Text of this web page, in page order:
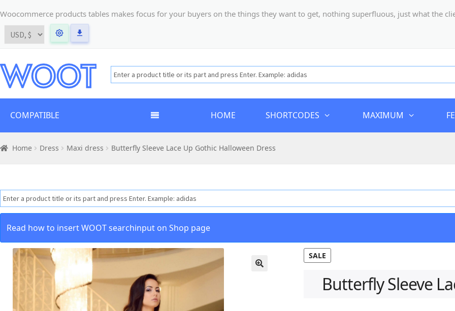
Woocommerce products tables makes focus for your buyers on the things they want to get, nothing superfluous, just what the
COMPATIBLE HOME SHORTCODES MAXIMUM
Home Dress Maxi dress Butterfly Sleeve Lace Up Gothic Halloween Dress
Read how to insert WOOT searchinput on Shop page
SALE
Butterfly Sleeve